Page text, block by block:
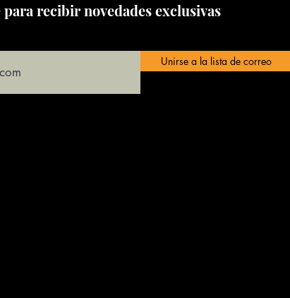
recibir novedades exclusivas
Unirse a la lista de correo